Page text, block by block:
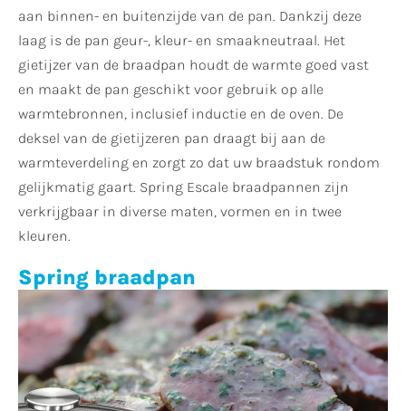
aan binnen- en buitenzijde van de pan. Dankzij deze
laag is de pan geur-, kleur- en smaakneutraal. Het
gietijzer van de braadpan houdt de warmte goed vast
en maakt de pan geschikt voor gebruik op alle
warmtebronnen, inclusief inductie en de oven. De
deksel van de gietijzeren pan draagt bij aan de
warmteverdeling en zorgt zo dat uw braadstuk rondom
gelijkmatig gaart. Spring Escale braadpannen zijn
verkrijgbaar in diverse maten, vormen en in twee
kleuren.
Spring braadpan